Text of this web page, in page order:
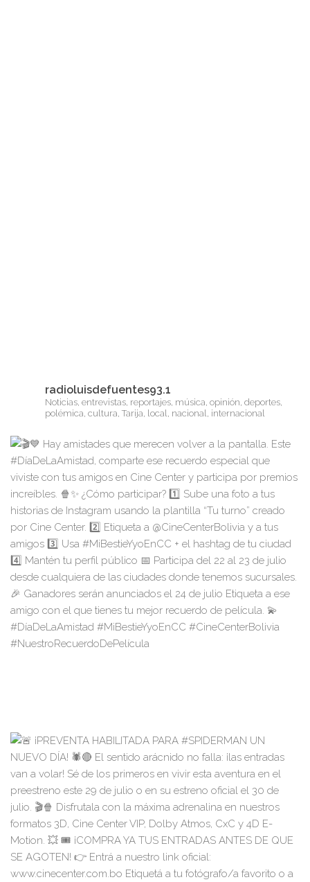
radioluisdefuentes93.1
Noticias, entrevistas, reportajes, música, opinión, deportes,
polémica, cultura, Tarija, local, nacional, internacional